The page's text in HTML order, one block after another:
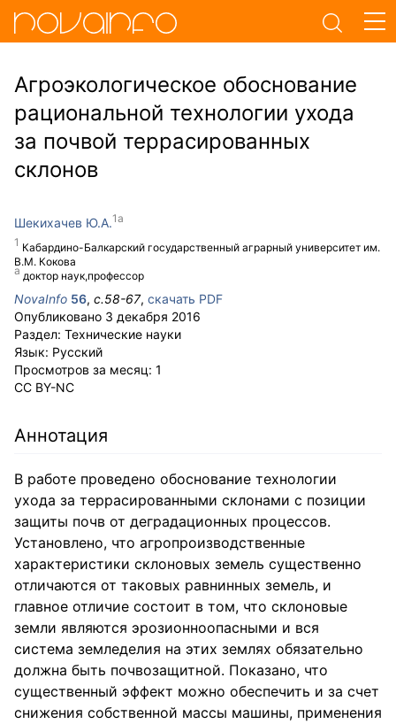
Агроэкологическое обоснование
рациональной технологии ухода
за почвой террасированных
склонов
Шекихачев Ю.А.
Кабардино-Балкарский государственный аграрный университет им.
В.М. Кокова
доктор наук,профессор
NovaInfo 56, с.58-67, скачать PDF
Опубликовано 3 декабря 2016
Раздел: Технические науки
Язык: Русский
Просмотров за месяц: 1
CC BY-NC
Аннотация
В работе проведено обоснование технологии
ухода за террасированными склонами с позиции
защиты почв от деградационных процессов.
Установлено, что агропроизводственные
характеристики склоновых земель существенно
отличаются от таковых равнинных земель, и
главное отличие состоит в том, что склоновые
земли являются эрозионноопасными и вся
система земледелия на этих землях обязательно
должна быть почвозащитной. Показано, что
существенный эффект можно обеспечить и за счет
снижения собственной массы машины, применения